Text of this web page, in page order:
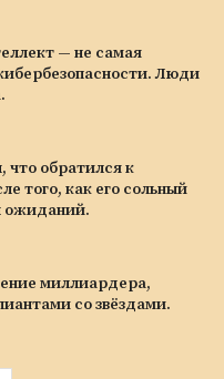
— не самая
Люди
обратился к
того, как его сольный
ожиданий.
миллиардера,
со звёздами.